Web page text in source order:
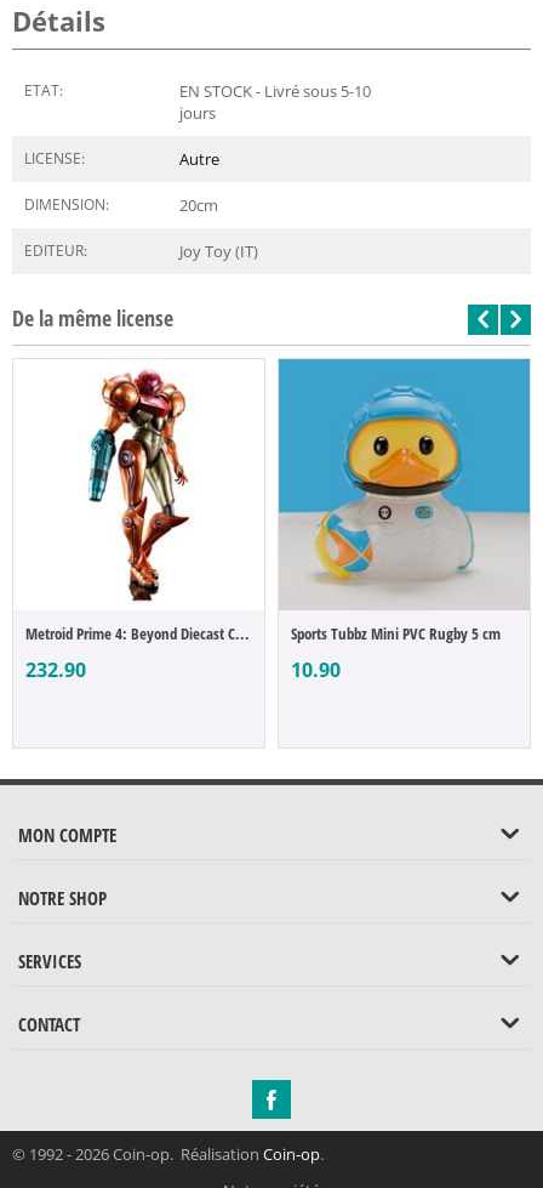
Détails
ETAT:
EN STOCK - Livré sous 5-10
jours
LICENSE: Autre
DIMENSION: 20cm
EDITEUR: Joy Toy (IT)
De la même license
Metroid Prime 4: Beyond Diecast Chogokin ...
232.90
Sports Tubbz Mini PVC Rugby 5 cm
10.90
MON COMPTE
NOTRE SHOP
SERVICES
CONTACT
© 1992 - 2026 Coin-op. Réalisation Coin-op.